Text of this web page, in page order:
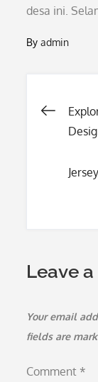
desa ini.
Byadmin
Leave
Your email
fields are
Comment *